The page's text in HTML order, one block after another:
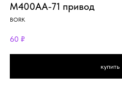
M400AA-71 привод
BORK
60 ₽
купить